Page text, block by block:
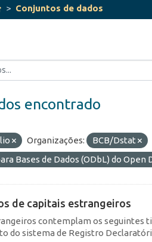
Conjuntos de dados
encontrado
Organizações:
BCB/Dstat
Bases de Dados (ODbL) do Open
de capitais estrangeiros
contemplam os seguintes
do sistema de Registro